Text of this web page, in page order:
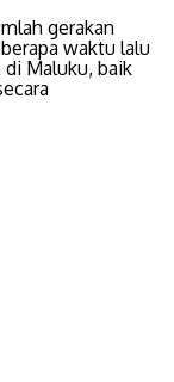
gerakan
waktu lalu
di Maluku, baik